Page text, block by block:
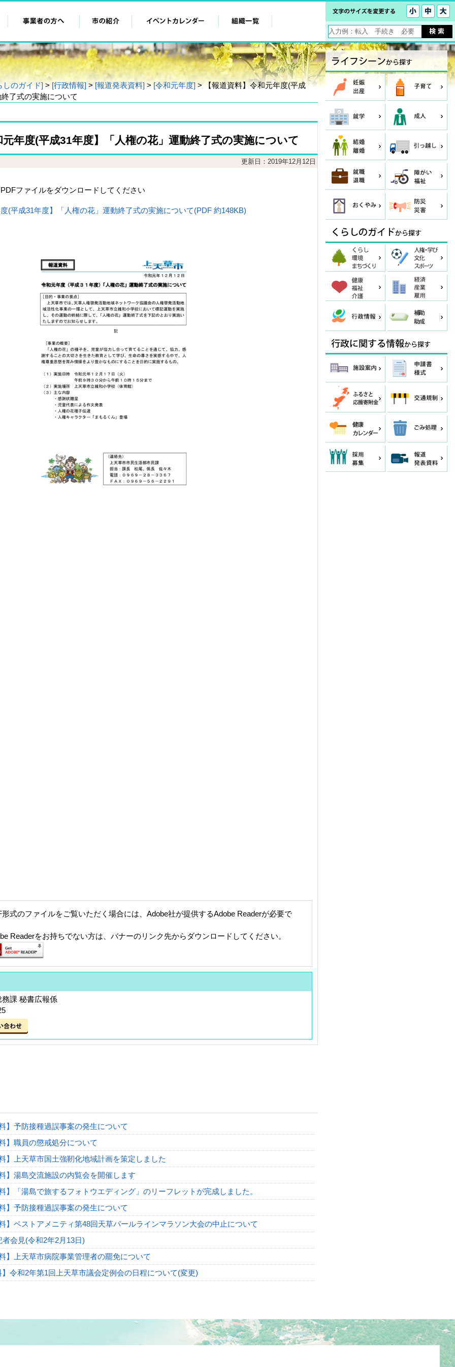
しのガイド] >[行政情報]>[報道発表資料]>[令和元年度]> 【報道資料】令和元年度(平成
了式の実施について
元年度(平成31年度】「人権の花」運動終了式の実施について
更新日：2019年12月12日
ファイルをダウンロードしてください
度(平成31年度】「人権の花」運動終了式の実施について(PDF 約148KB)
形式のファイルをご覧いただく場合には、Adobe社が提供するAdobe Readerが必要で
Readerをお持ちでない方は、バナーのリンク先からダウンロードしてください。
務課 秘書広報係
】予防接種過誤事案の発生について
】職員の懲戒処分について
料】上天草市国土強靭化地域計画を策定しました
】湯島交流施設の内覧会を開催します
料】「湯島で旅するフォトウエディング」のリーフレットが完成しました。
】予防接種過誤事案の発生について
料】ベストアメニティ第48回天草パールラインマラソン大会の中止について
者会見(令和2年2月13日)
】上天草市病院事業管理者の罷免について
】令和2年第1回上天草市議会定例会の日程について(変更)